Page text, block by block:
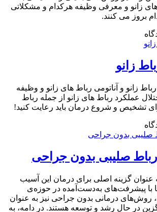
های زانو و معرفی وظیفه هرکدام و مشکلاتی
بروز می کنند.
زانو
زانو و آناتومی رباط های زانو و وظیفه
عملکرد رباط های زانو از جمله رباط
تشخیص و شروع درمان باید رعایت کنید!
صلیبی بدون جراحی
گزینه اصلی برای درمان این آسیب
با پیشرفت‌های به‌دست‌آمده در حوزه‌ی
روش‌های درمانی بدون جراحی نیز به عنوان
در حال رشد و توسعه هستند. در دامه، به